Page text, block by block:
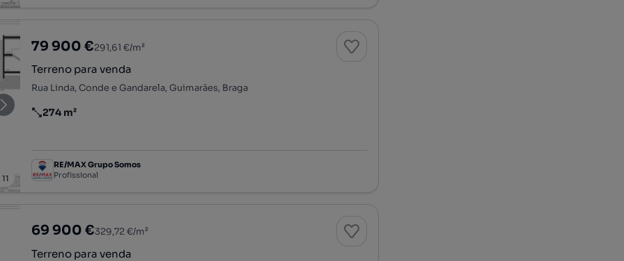
11
79 900 €291,61 €/m²
Terreno para venda
Rua Linda, Conde e Gandarela, Guimarães, Braga
Preço por metro quadrado
274 m²
RE/MAX Grupo Somos
Profissional
69 900 €329,72 €/m²
Terreno para venda